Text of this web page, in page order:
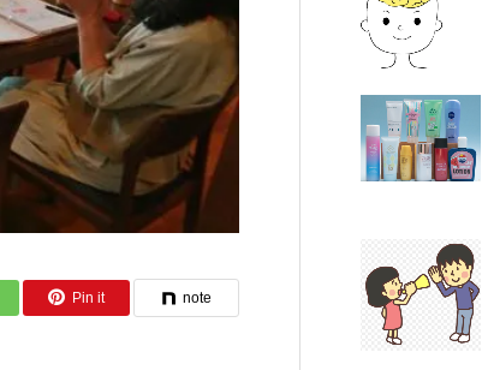
Pin it note